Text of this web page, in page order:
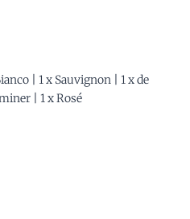
| 1 x Sauvignon | 1 x de
| 1 x Rosé